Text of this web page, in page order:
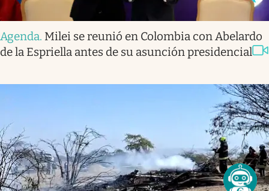
Agenda. Milei se reunió en Colombia con Abelardo
de la Espriella antes de su asunción presidencial